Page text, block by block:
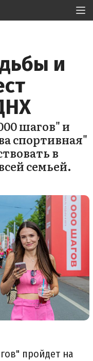
и
шагов" и
спортивная"
в
семьей.
пройдет на